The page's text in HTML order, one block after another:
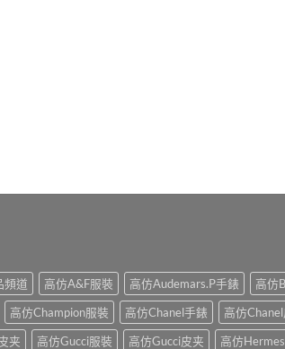
頻道 高仿A&F服裝 高仿Audemars.P手錶 高仿
高仿Champion服裝 高仿Chanel手錶 高仿
夹 高仿Gucci服裝 高仿Gucci皮夹 高仿